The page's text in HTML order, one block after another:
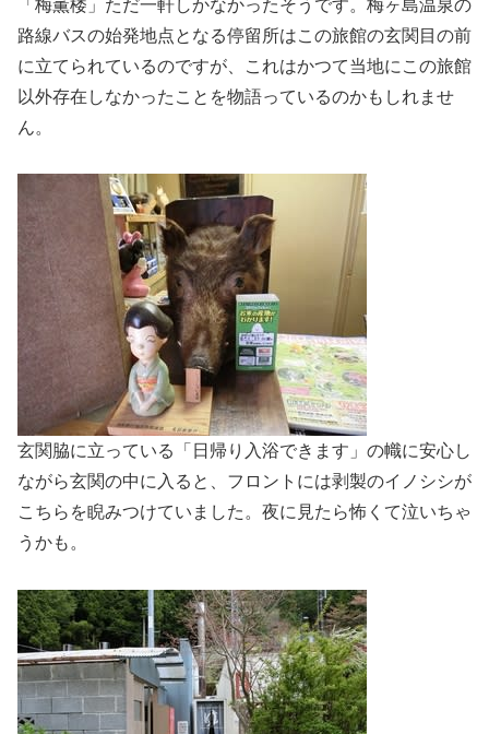
「梅薫楼」ただ一軒しかなかったそうです。梅ヶ島温泉の
路線バスの始発地点となる停留所はこの旅館の玄関目の前
に立てられているのですが、これはかつて当地にこの旅館
以外存在しなかったことを物語っているのかもしれませ
ん。
玄関脇に立っている「日帰り入浴できます」の幟に安心し
ながら玄関の中に入ると、フロントには剥製のイノシシが
こちらを睨みつけていました。夜に見たら怖くて泣いちゃ
うかも。